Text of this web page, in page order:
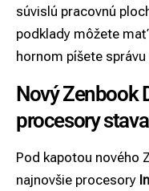
súvislú pracovnú
podklady môžete
hornom píšete
Nový Zenbook
procesory
Pod kapotou nového
najnovšie procesory